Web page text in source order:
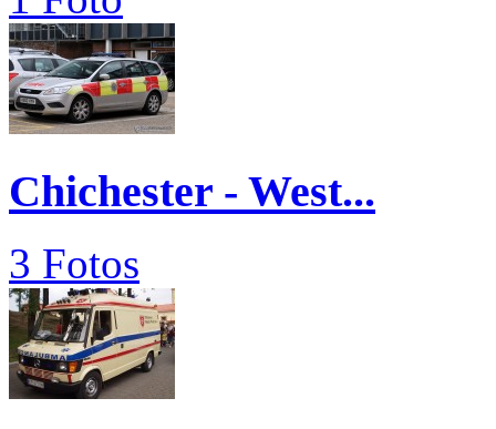
Chichester - West...
3 Fotos